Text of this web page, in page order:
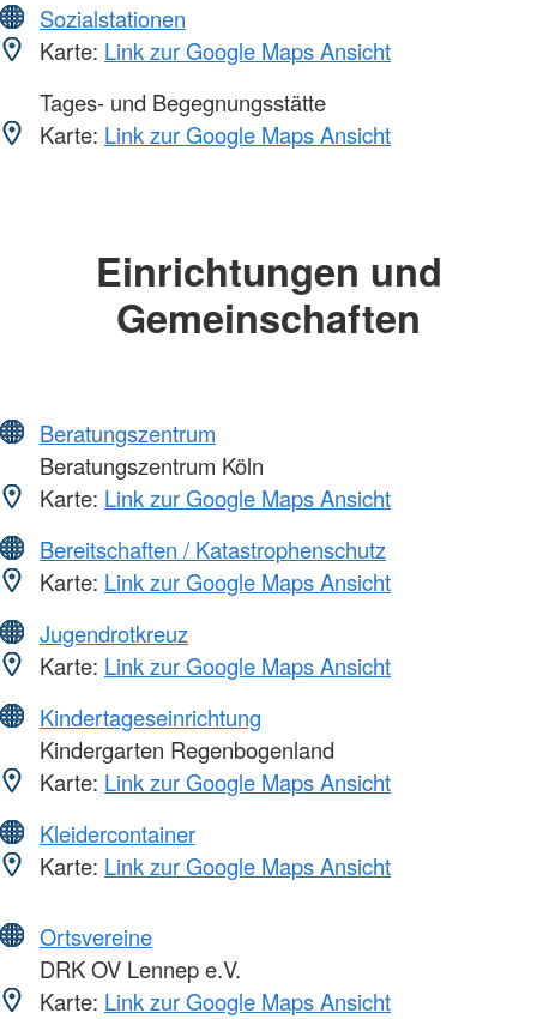
Sozialstationen
Karte: Link zur Google Maps Ansicht
Tages- und Begegnungsstätte
Karte: Link zur Google Maps Ansicht
Einrichtungen und
Gemeinschaften
Beratungszentrum
Beratungszentrum Köln
Karte: Link zur Google Maps Ansicht
Bereitschaften / Katastrophenschutz
Karte: Link zur Google Maps Ansicht
Jugendrotkreuz
Karte: Link zur Google Maps Ansicht
Kindertageseinrichtung
Kindergarten Regenbogenland
Karte: Link zur Google Maps Ansicht
Kleidercontainer
Karte: Link zur Google Maps Ansicht
Ortsvereine
DRK OV Lennep e.V.
Karte: Link zur Google Maps Ansicht